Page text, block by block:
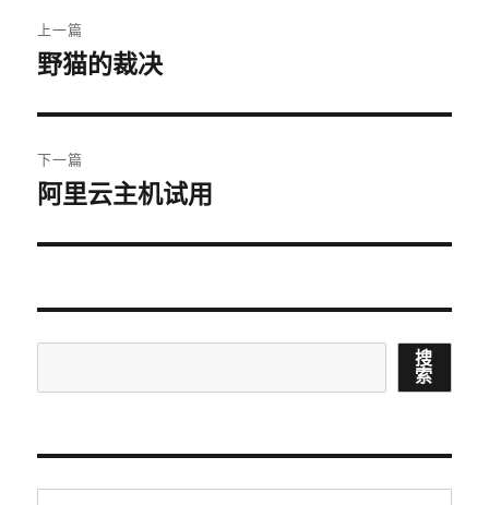
章
上一篇
上
文
章：
野猫的裁决
下一篇
下
文
阿里云主机试用
搜
索